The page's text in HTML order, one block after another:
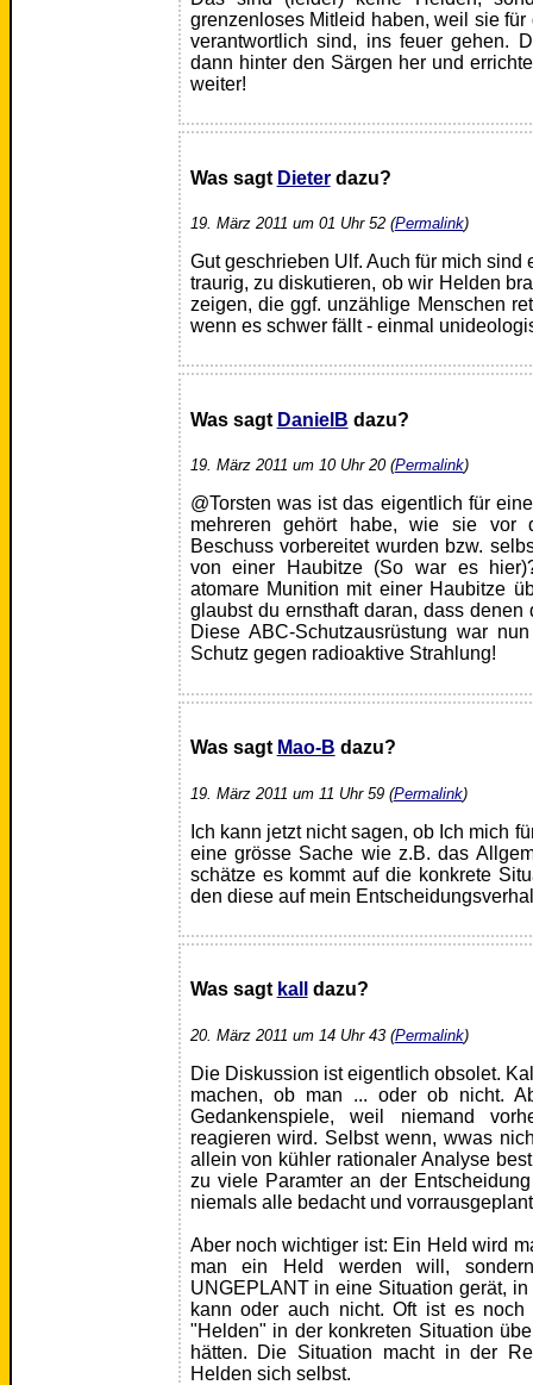
grenzenloses Mitleid haben, weil sie
verantwortlich sind, ins feuer gehen.
dann hinter den Särgen her und
weiter!
Was sagt Dieterdazu?
19. März 2011 um 01 Uhr 52 (Permalink)
Gut geschrieben Ulf. Auch für mich sind
traurig, zu diskutieren, ob wir Helden
zeigen, die ggf. unzählige Menschen
wenn es schwer fällt - einmal
Was sagt DanielB dazu?
19. März 2011 um 10 Uhr 20 (Permalink)
@Torsten was ist das eigentlich für
mehreren gehört habe, wie sie vor
Beschuss vorbereitet wurden bzw.
von einer Haubitze (So war es
atomare Munition mit einer Haubitze
glaubst du ernsthaft daran, dass
Diese ABC-Schutzausrüstung war
Schutz gegen radioaktive Strahlung!
Was sagt Mao-B dazu?
19. März 2011 um 11 Uhr 59 (Permalink)
Ich kann jetzt nicht sagen, ob Ich mich
eine grösse Sache wie z.B. das
schätze es kommt auf die konkrete
den diese auf mein
Was sagt kall dazu?
20. März 2011 um 14 Uhr 43 (Permalink)
Die Diskussion ist eigentlich obsolet.
machen, ob man ... oder ob nicht.
Gedankenspiele, weil niemand
reagieren wird. Selbst wenn, wwas
allein von kühler rationaler Analyse
zu viele Paramter an der
niemals alle bedacht und
Aber noch wichtiger ist: Ein Held wird
man ein Held werden will,
UNGEPLANT in eine Situation gerät,
kann oder auch nicht. Oft ist es
"Helden" in der konkreten Situation
hätten. Die Situation macht in der
Helden sich selbst.